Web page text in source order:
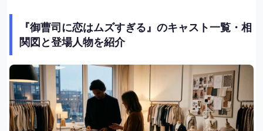
『御曹司に恋はムズすぎる』のキャスト一覧・相
関図と登場人物を紹介